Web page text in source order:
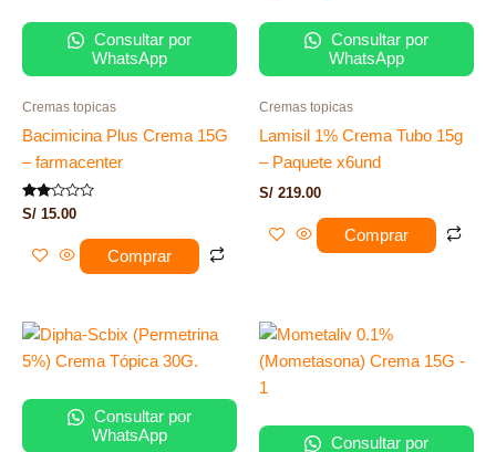
Consultar por
WhatsApp
Cremas topicas
Bacimicina Plus Crema 15G
– farmacenter
Valorado
con
de 5
S/ 15.00
Comprar
Consultar por
WhatsApp
Cremas topicas
Lamisil 1% Crema Tubo 15g
– Paquete x6und
S/ 219.00
Comprar
Consultar por
WhatsApp
Consultar por